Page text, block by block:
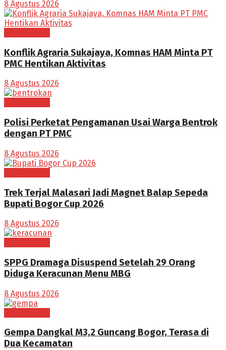
8 Agustus 2026
Konflik Agraria Sukajaya, Komnas HAM Minta PT
PMC Hentikan Aktivitas
8 Agustus 2026
Polisi Perketat Pengamanan Usai Warga Bentrok
dengan PT PMC
8 Agustus 2026
Trek Terjal Malasari Jadi Magnet Balap Sepeda
Bupati Bogor Cup 2026
8 Agustus 2026
SPPG Dramaga Disuspend Setelah 29 Orang
Diduga Keracunan Menu MBG
8 Agustus 2026
Gempa Dangkal M3,2 Guncang Bogor, Terasa di
Dua Kecamatan